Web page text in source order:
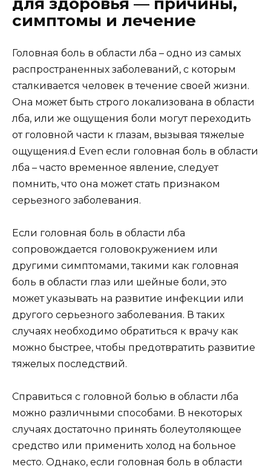
симптомы и лечение
Головная боль в области лба – одно из самых
распространенных заболеваний, с которым
сталкивается человек в течение своей жизни.
Она может быть строго локализована в области
лба, или же ощущения боли могут переходить
от головной части к глазам, вызывая тяжелые
ощущения.d Even если головная боль в области
лба – часто временное явление, следует
помнить, что она может стать признаком
серьезного заболевания.
Если головная боль в области лба
сопровождается головокружением или
другими симптомами, такими как головная
боль в области глаз или шейные боли, это
может указывать на развитие инфекции или
другого серьезного заболевания. В таких
случаях необходимо обратиться к врачу как
можно быстрее, чтобы предотвратить развитие
тяжелых последствий.
Справиться с головной болью в области лба
можно различными способами. В некоторых
случаях достаточно принять болеутоляющее
средство или применить холод на больное
место. Однако, если головная боль в области